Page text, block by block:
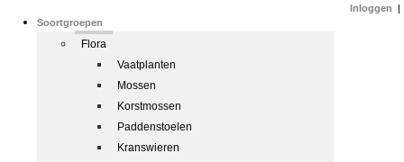
Soortgroepen
Flora
Vaatplanten
Mossen
Korstmossen
Paddenstoelen
Kranswieren
Inloggen |